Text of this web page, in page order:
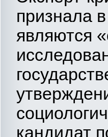
признала
являются
кандидат